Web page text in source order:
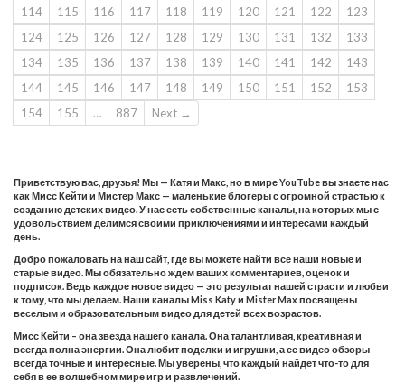
114
115 116 117 118 119 120 121 122
123
124
125 126 127 128 129 130 131 132
133
134
135 136 137 138 139 140 141 142
143
144
145 146 147 148 149 150 151 152
153
154
155 … 887 Next →
Приветствую вас, друзья! Мы — Катя и Макс, но в мире YouTube вы знаете нас
как Мисс Кейти и Мистер Макс — маленькие блогеры с огромной страстью к
созданию детских видео. У нас есть собственные каналы, на которых мы с
удовольствием делимся своими приключениями и интересами каждый
день.
Добро пожаловать на наш сайт, где вы можете найти все наши новые и
старые видео. Мы обязательно ждем ваших комментариев, оценок и
подписок. Ведь каждое новое видео — это результат нашей страсти и любви
к тому, что мы делаем. Наши каналы Miss Katy и Mister Max посвящены
веселым и образовательным видео для детей всех возрастов.
Мисс Кейти – она звезда нашего канала. Она талантливая, креативная и
всегда полна энергии. Она любит поделки и игрушки, а ее видео обзоры
всегда точные и интересные. Мы уверены, что каждый найдет что-то для
себя в ее волшебном мире игр и развлечений.